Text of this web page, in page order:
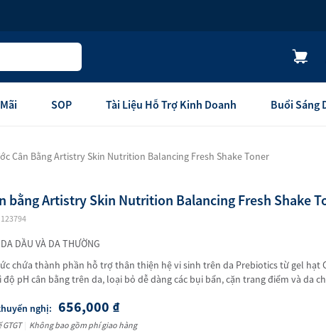
Chăm Sóc Cá Nhân
Thương Hiệu Glister
Thương Hiệu satinique
Sản Phẩm Chăm Sóc Cơ Thể
Sản Phẩm Chăm Sóc Tóc
Thiết bị gia dụng
Máy Lọc Nước
Xem tất cả
SOP Tài Liệu Hỗ Trợ Kinh Doanh Buổi Sáng
Cân Bằng Artistry Skin Nutrition Balancing Fresh Shake Toner
bằng Artistry Skin Nutrition Balancing Fresh Shake
DẦU VÀ DA THƯỜNG
chứa thành phần hỗ trợ thân thiện hệ vi sinh trên da Prebiotics từ gel hạt
pH cân bằng trên da, loại bỏ dễ dàng các bụi bẩn, cặn trang điểm và da
nghị: 656,000 ₫
| Không bao gồm phí giao hàng